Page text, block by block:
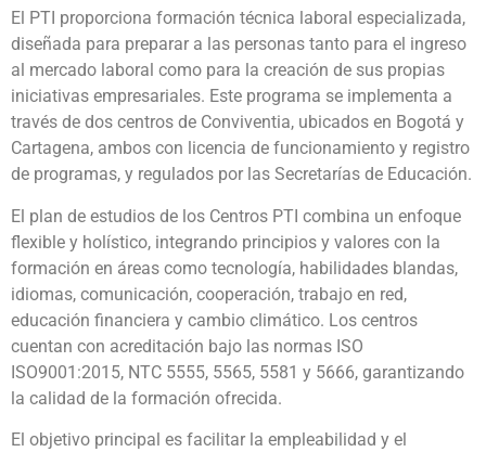
El PTI proporciona formación técnica laboral especializada,
diseñada para preparar a las personas tanto para el ingreso
al mercado laboral como para la creación de sus propias
iniciativas empresariales. Este programa se implementa a
través de dos centros de Conviventia, ubicados en Bogotá y
Cartagena, ambos con licencia de funcionamiento y registro
de programas, y regulados por las Secretarías de Educación.
El plan de estudios de los Centros PTI combina un enfoque
flexible y holístico, integrando principios y valores con la
formación en áreas como tecnología, habilidades blandas,
idiomas, comunicación, cooperación, trabajo en red,
educación financiera y cambio climático. Los centros
cuentan con acreditación bajo las normas ISO
ISO9001:2015, NTC 5555, 5565, 5581 y 5666, garantizando
la calidad de la formación ofrecida.
El objetivo principal es facilitar la empleabilidad y el